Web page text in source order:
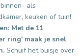
als
keuken of tuin!
Met de 11
ring' maak je snel
Schuif het buisje over